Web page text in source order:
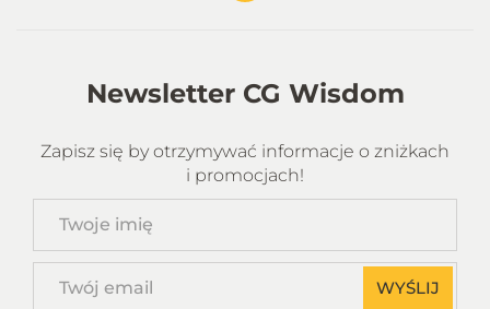
Newsletter CG Wisdom
Zapisz się by otrzymywać informacje o zniżkach
i promocjach!
Twoje
imię
Twój
email
WYŚLIJ